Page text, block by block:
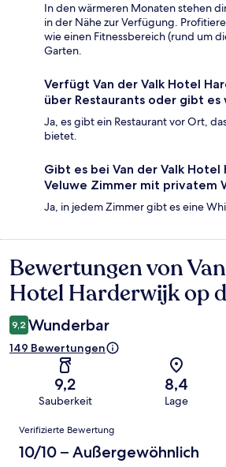
In den wärmeren Monaten stehen
in der Nähe zur Verfügung.
wie einen Fitnessbereich (rund um
Garten.
Verfügt Van der Valk Hotel
über Restaurants oder gibt es
Ja, es gibt ein Restaurant vor Ort,
bietet.
Gibt es bei Van der Valk
Veluwe Zimmer mit privatem
Ja, in jedem Zimmer gibt es eine
Bewertungen
Bewertungen von
Hotel Harderwijk op
9,2 Wunderbar
149 Bewertungen
9,2
Sauberkeit
8,4
Lage
Bewertungen
Verifizierte Bewertung
10/10 – Außergewöhnlich